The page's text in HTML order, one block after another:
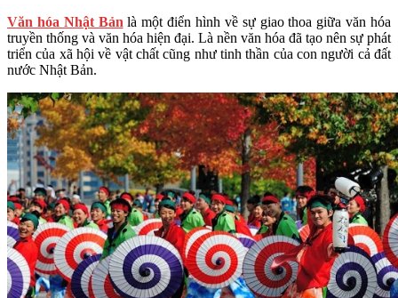
Văn hóa Nhật Bảnlà một điển hình về sự giao thoa giữa văn hóa
truyền thống và văn hóa hiện đại. Là nền văn hóa đã tạo nên sự phát
triển của xã hội về vật chất cũng như tinh thần của con người cả đất
nước Nhật Bản.